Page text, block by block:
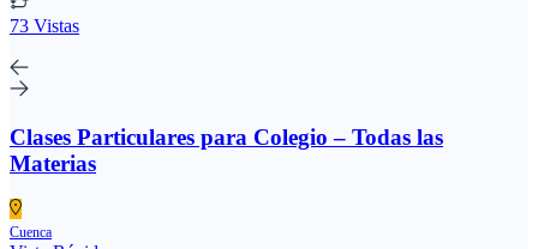
73 Vistas
Clases Particulares para Colegio – Todas las
Materias
Cuenca